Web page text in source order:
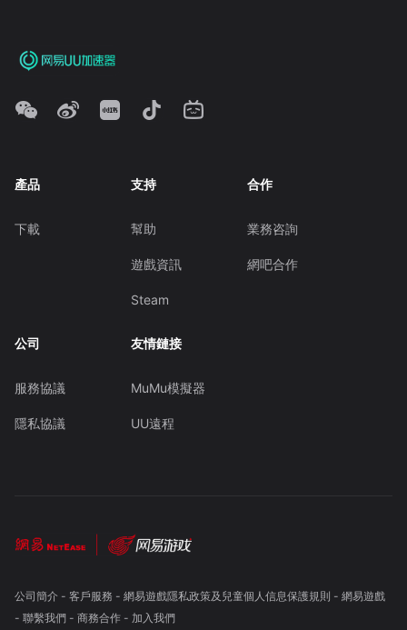
產品
下載
支持
幫助
遊戲資訊
Steam
合作
業務咨詢
網吧合作
公司
服務協議
隱私協議
友情鏈接
MuMu模擬器
UU遠程
公司簡介- 客戶服務 - 網易遊戲隱私政策及兒童個人信息保護規則 - 網易遊戲
- 聯繫我們- 商務合作- 加入我們